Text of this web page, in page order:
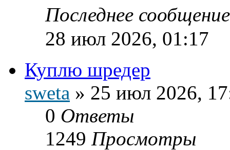
Последнее
28 июл 2026, 01:17
Куплю шредер
sweta » 25 июл 2026,
0 Ответы
1249 Просмотры